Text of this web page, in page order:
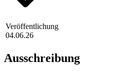
Veröffentlichung
04.06.26
Ausschreibung